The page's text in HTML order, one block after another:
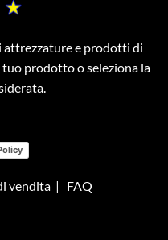
attrezzature e prodotti di
prodotto o seleziona la
vendita| FAQ